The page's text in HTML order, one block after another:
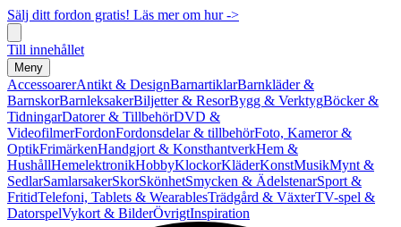
Sälj ditt fordon gratis! Läs mer om hur ->
Till innehållet
Meny
AccessoarerAntikt & DesignBarnartiklarBarnkläder &
BarnskorBarnleksakerBiljetter & ResorBygg & VerktygBöcker &
TidningarDatorer & TillbehörDVD &
VideofilmerFordonFordonsdelar & tillbehörFoto, Kameror &
OptikFrimärkenHandgjort & KonsthantverkHem &
HushållHemelektronikHobbyKlockorKläderKonstMusikMynt &
SedlarSamlarsakerSkorSkönhetSmycken & ÄdelstenarSport &
FritidTelefoni, Tablets & WearablesTrädgård & VäxterTV-spel &
DatorspelVykort & BilderÖvrigtInspiration